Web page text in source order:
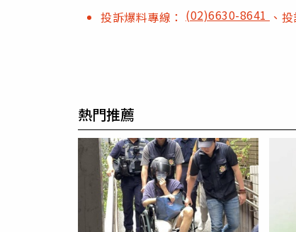
投訴爆料專線： (02)6630-8641 、
熱門推薦